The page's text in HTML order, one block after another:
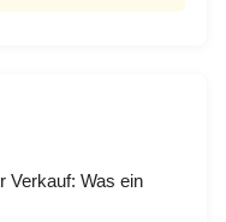
Verkauf: Was ein